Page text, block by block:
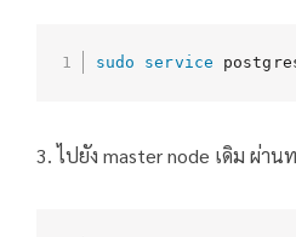
sudo service
3. ไปยัง master node เดิม ผ่าน